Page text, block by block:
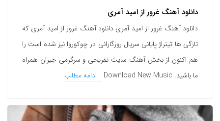
دانلود آهنگ غرور از امید آمری
دانلود آهنگ غرور از امید آمری دانلود آهنگ غرور از امید آمری که
تازگی ها تیتراژ پایانی سریال روزگارانی در چوکوروا نیز شده است را
هم اکنون از بخش آهنگ سایت تفریحی و سرگرمی جیران همراه
ما باشید. Download New Music
ادامه مطلب